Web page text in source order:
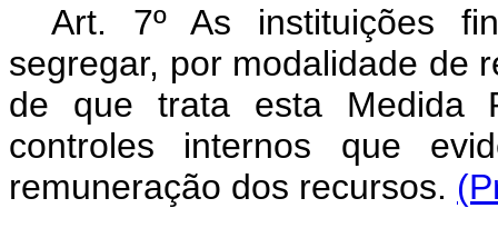
Art. 7º As instituições
segregar, por modalidade de
de que trata esta Medida
controles internos que
remuneração dos recursos.